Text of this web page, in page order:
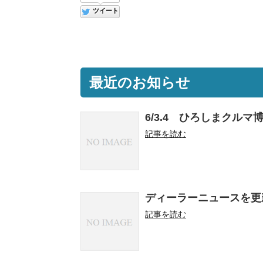
ツイート
最近のお知らせ
6/3.4 ひろしまクルマ博
記事を読む
ディーラーニュースを更
記事を読む